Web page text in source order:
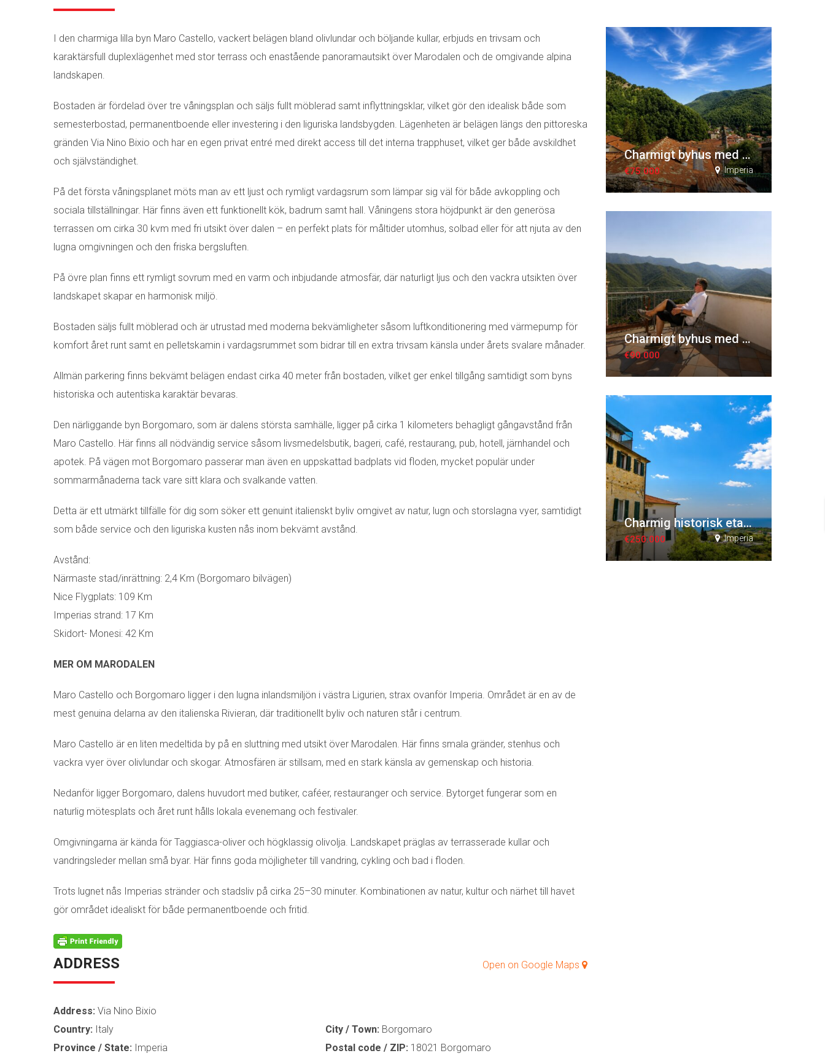
I den charmiga lilla byn Maro Castello, vackert belägen bland olivlundar och böljande kullar, erbjuds en trivsam och
karaktärsfull duplexlägenhet med stor terrass och enastående panoramautsikt över Marodalen och de omgivande alpina
landskapen.
Bostaden är fördelad över tre våningsplan och säljs fullt möblerad samt inflyttningsklar, vilket gör den idealisk både som
semesterbostad, permanentboende eller investering i den liguriska landsbygden. Lägenheten är belägen längs den pittoreska
gränden Via Nino Bixio och har en egen privat entré med direkt access till det interna trapphuset, vilket ger både avskildhet
och självständighet.
På det första våningsplanet möts man av ett ljust och rymligt vardagsrum som lämpar sig väl för både avkoppling och
sociala tillställningar. Här finns även ett funktionellt kök, badrum samt hall. Våningens stora höjdpunkt är den generösa
terrassen om cirka 30 kvm med fri utsikt över dalen – en perfekt plats för måltider utomhus, solbad eller för att njuta av den
lugna omgivningen och den friska bergsluften.
På övre plan finns ett rymligt sovrum med en varm och inbjudande atmosfär, där naturligt ljus och den vackra utsikten över
landskapet skapar en harmonisk miljö.
Bostaden säljs fullt möblerad och är utrustad med moderna bekvämligheter såsom luftkonditionering med värmepump för
komfort året runt samt en pelletskamin i vardagsrummet som bidrar till en extra trivsam känsla under årets svalare månader.
Allmän parkering finns bekvämt belägen endast cirka 40 meter från bostaden, vilket ger enkel tillgång samtidigt som byns
historiska och autentiska karaktär bevaras.
Den närliggande byn Borgomaro, som är dalens största samhälle, ligger på cirka 1 kilometers behagligt gångavstånd från
Maro Castello. Här finns all nödvändig service såsom livsmedelsbutik, bageri, café, restaurang, pub, hotell, järnhandel och
apotek. På vägen mot Borgomaro passerar man även en uppskattad badplats vid floden, mycket populär under
sommarmånaderna tack vare sitt klara och svalkande vatten.
Detta är ett utmärkt tillfälle för dig som söker ett genuint italienskt byliv omgivet av natur, lugn och storslagna vyer, samtidigt
som både service och den liguriska kusten nås inom bekvämt avstånd.
Avstånd:
Närmaste stad/inrättning: 2,4 Km (Borgomaro bilvägen)
Nice Flygplats: 109 Km
Imperias strand: 17 Km
Skidort- Monesi: 42 Km
MER OM MARODALEN
Maro Castello och Borgomaro ligger i den lugna inlandsmiljön i västra Ligurien, strax ovanför Imperia. Området är en av de
mest genuina delarna av den italienska Rivieran, där traditionellt byliv och naturen står i centrum.
Maro Castello är en liten medeltida by på en sluttning med utsikt över Marodalen. Här finns smala gränder, stenhus och
vackra vyer över olivlundar och skogar. Atmosfären är stillsam, med en stark känsla av gemenskap och historia.
Nedanför ligger Borgomaro, dalens huvudort med butiker, caféer, restauranger och service. Bytorget fungerar som en
naturlig mötesplats och året runt hålls lokala evenemang och festivaler.
Omgivningarna är kända för Taggiasca-oliver och högklassig olivolja. Landskapet präglas av terrasserade kullar och
vandringsleder mellan små byar. Här finns goda möjligheter till vandring, cykling och bad i floden.
Trots lugnet nås Imperias stränder och stadsliv på cirka 25–30 minuter. Kombinationen av natur, kultur och närhet till havet
gör området idealiskt för både permanentboende och fritid.
ADDRESS
Address: Via Nino Bixio
Country: Italy
Province / State: Imperia
City / Town: Borgomaro
Postal code / ZIP: 18021 Borgomaro
Open on Google Maps
Charmigt byhus med terrasser och utsikt
€75.000 Imperia
Charmigt byhus med takterrass och panoramautsikt
€90.000
Charmig historisk etagelägenhet
€250.000 Imperia